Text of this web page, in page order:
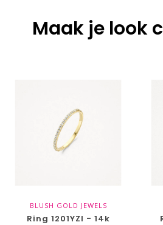
Maak je look
BLUSH GOLD JEWELS
Ring 1201YZI - 14k